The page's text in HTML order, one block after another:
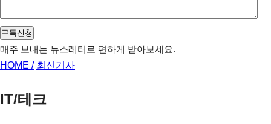
구독신청
매주 보내는 뉴스레터로 편하게 받아보세요.
HOME / 최신기사
IT/테크